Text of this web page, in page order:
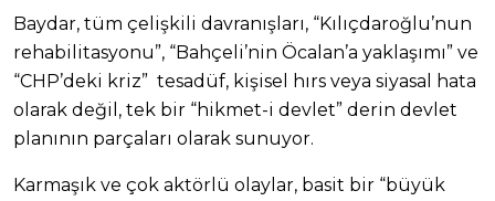
Baydar, tüm çelişkili davranışları, “Kılıçdaroğlu’nun
rehabilitasyonu”, “Bahçeli’nin Öcalan’a yaklaşımı” ve
“CHP’deki kriz” tesadüf, kişisel hırs veya siyasal hata
olarak değil, tek bir “hikmet-i devlet” derin devlet
planının parçaları olarak sunuyor.
Karmaşık ve çok aktörlü olaylar, basit bir “büyük